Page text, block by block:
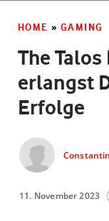
HOME » GAMING
The
erlangst
Erfolge
11. November 2023